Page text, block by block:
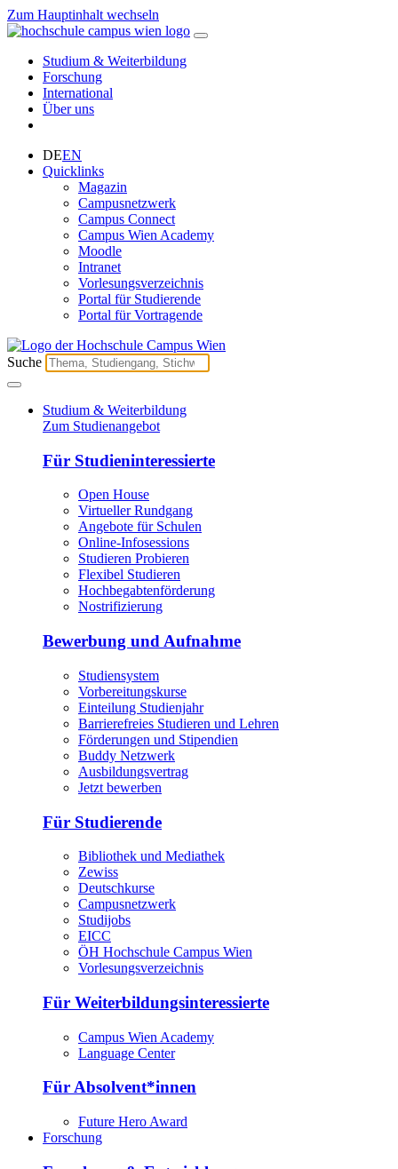
Zum Hauptinhalt wechseln
Studium & Weiterbildung
Forschung
International
Über uns
DEEN
Quicklinks
Magazin
Campusnetzwerk
Campus Connect
Campus Wien Academy
Moodle
Intranet
Vorlesungsverzeichnis
Portal für Studierende
Portal für Vortragende
Suche
Studium & Weiterbildung
Zum Studienangebot
Für Studieninteressierte
Open House
Virtueller Rundgang
Angebote für Schulen
Online-Infosessions
Studieren Probieren
Flexibel Studieren
Hochbegabtenförderung
Nostrifizierung
Bewerbung und Aufnahme
Studiensystem
Vorbereitungskurse
Einteilung Studienjahr
Barrierefreies Studieren und Lehren
Förderungen und Stipendien
Buddy Netzwerk
Ausbildungsvertrag
Jetzt bewerben
Für Studierende
Bibliothek und Mediathek
Zewiss
Deutschkurse
Campusnetzwerk
Studijobs
EICC
ÖH Hochschule Campus Wien
Vorlesungsverzeichnis
Für Weiterbildungsinteressierte
Campus Wien Academy
Language Center
Für Absolvent*innen
Future Hero Award
Forschung